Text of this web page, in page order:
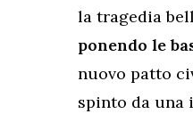
la tragedia
ponendo le
nuovo patto
spinto da una